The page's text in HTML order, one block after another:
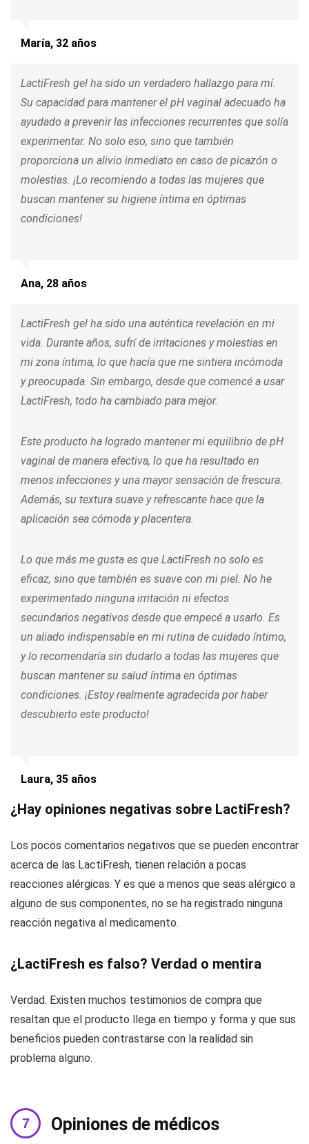
María, 32 años
LactiFresh gel ha sido un verdadero hallazgo para mí.
Su capacidad para mantener el pH vaginal adecuado ha
ayudado a prevenir las infecciones recurrentes que solía
experimentar. No solo eso, sino que también
proporciona un alivio inmediato en caso de picazón o
molestias. ¡Lo recomiendo a todas las mujeres que
buscan mantener su higiene íntima en óptimas
condiciones!
Ana, 28 años
LactiFresh gel ha sido una auténtica revelación en mi
vida. Durante años, sufrí de irritaciones y molestias en
mi zona íntima, lo que hacía que me sintiera incómoda
y preocupada. Sin embargo, desde que comencé a usar
LactiFresh, todo ha cambiado para mejor.
Este producto ha logrado mantener mi equilibrio de pH
vaginal de manera efectiva, lo que ha resultado en
menos infecciones y una mayor sensación de frescura.
Además, su textura suave y refrescante hace que la
aplicación sea cómoda y placentera.
Lo que más me gusta es que LactiFresh no solo es
eficaz, sino que también es suave con mi piel. No he
experimentado ninguna irritación ni efectos
secundarios negativos desde que empecé a usarlo. Es
un aliado indispensable en mi rutina de cuidado íntimo,
y lo recomendaría sin dudarlo a todas las mujeres que
buscan mantener su salud íntima en óptimas
condiciones. ¡Estoy realmente agradecida por haber
descubierto este producto!
Laura, 35 años
¿Hay opiniones negativas sobre LactiFresh?
Los pocos comentarios negativos que se pueden encontrar
acerca de las LactiFresh, tienen relación a pocas
reacciones alérgicas. Y es que a menos que seas alérgico a
alguno de sus componentes, no se ha registrado ninguna
reacción negativa al medicamento.
¿LactiFresh es falso? Verdad o mentira
Verdad. Existen muchos testimonios de compra que
resaltan que el producto llega en tiempo y forma y que sus
beneficios pueden contrastarse con la realidad sin
problema alguno.
Opiniones de médicos